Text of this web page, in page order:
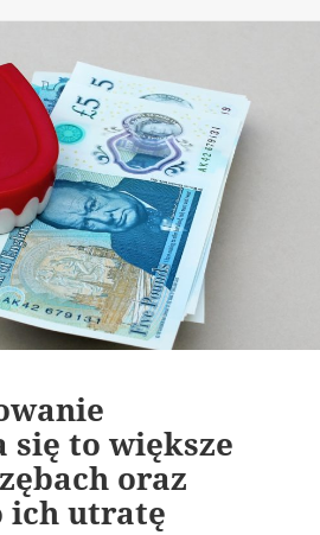
się to większe
oraz
ich utratę